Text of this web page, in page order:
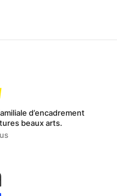
d’encadrement
beaux arts.